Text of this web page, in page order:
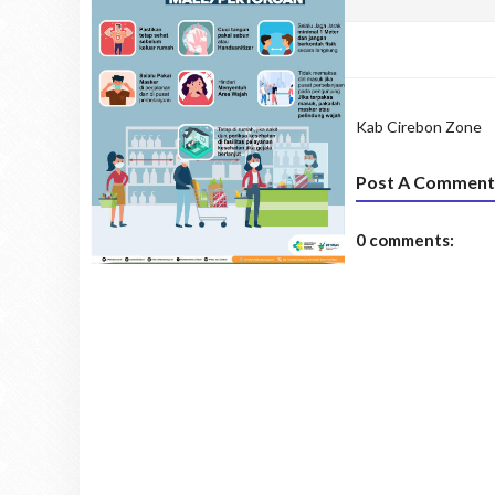
Kab Cirebon Zone
Post A
0 comments: